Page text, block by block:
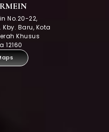
No.20-22,
Kby. Baru, Kota
Khusus
12160